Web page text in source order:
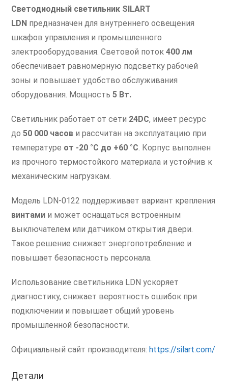
Светодиодный светильник SILART
LDN предназначен для внутреннего освещения
шкафов управления и промышленного
электрооборудования. Световой поток400 лм
обеспечивает равномерную подсветку рабочей
зоны и повышает удобство обслуживания
оборудования. Мощность5 Вт.
Светильник работает от сети 24DC, имеет ресурс
до50 000 часов и рассчитан на эксплуатацию при
температуре от -20 °C до +60 °C. Корпус выполнен
из прочного термостойкого материала и устойчив к
механическим нагрузкам.
Модель LDN-0122 поддерживает вариант крепления
винтами и может оснащаться встроенным
выключателем или датчиком открытия двери.
Такое решение снижает энергопотребление и
повышает безопасность персонала.
Использование светильника LDN ускоряет
диагностику, снижает вероятность ошибок при
подключении и повышает общий уровень
промышленной безопасности.
Официальный сайт производителя:https://silart.com/
Детали